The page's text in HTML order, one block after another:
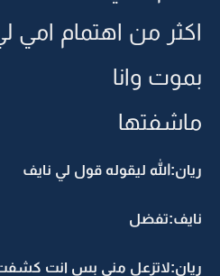
اكثر من اهتمام امي
بموت وانا
ماشفتها
ريان:الله ليقوله قول لي نايف
نايف:تفضل
ريان:لاتزعل مني بس انت